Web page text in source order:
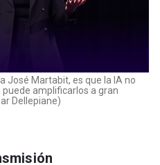
José Martabit, es que la IA no
amplificarlos a gran
Dellepiane)